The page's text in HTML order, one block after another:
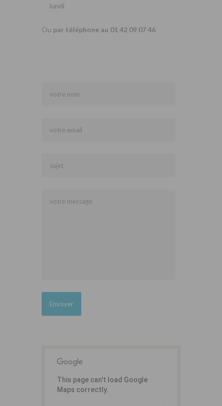
lundi
Ou par téléphone au 01 42 09 07 46
This page can't load Google
Maps correctly.